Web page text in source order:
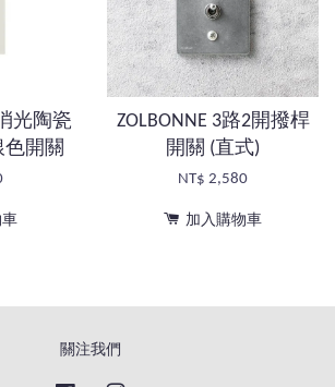
光陶瓷
色開關
ZOLBONNE 3路2開撥桿
開關 (直式)
NT$ 2,580
加入購物車
關注我們